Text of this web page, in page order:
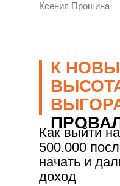
Ксения Прошина
Как выйти
500.000
начать и
доход
К